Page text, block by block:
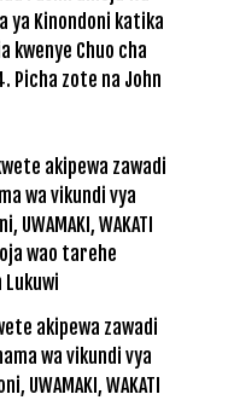
ya Kinondoni katika
kwenye Chuo cha
Picha zote na John
akipewa zawadi
wa vikundi vya
UWAMAKI, WAKATI